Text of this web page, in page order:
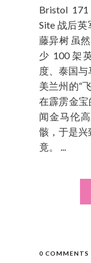
Bristol 171
Site 战后
藤异树 虽
少 100 架
度、泰国
美兰州的“
在霹雳金宝
闻金马伦
骸，于是兴
竟。 ...
0 COMMENTS